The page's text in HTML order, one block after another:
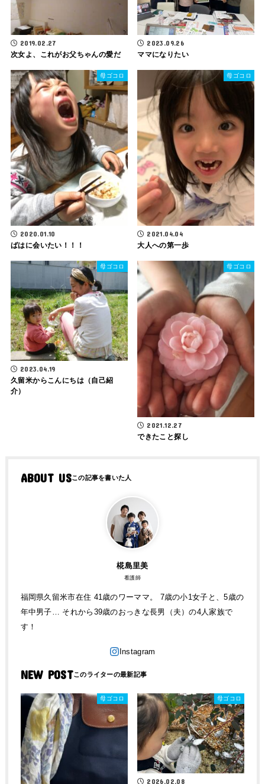
2019.02.27
次女よ、これがお父ちゃんの愛だ
2023.09.26
ママになりたい
母ゴコロ
2020.01.10
ばはに会いたい！！！
母ゴコロ
2021.04.04
大人への第一歩
母ゴコロ
2023.04.19
久留米からこんにちは（自己紹
介）
母ゴコロ
2021.12.27
できたこと探し
ABOUT US
椛島里美
看護師
福岡県久留米市在住 41歳のワーママ。 7歳の小1女子と、5歳の
年中男子… それから39歳のおっきな長男（夫）の4人家族で
す！
NEW POST
母ゴコロ 母ゴコロ
2026.02.08